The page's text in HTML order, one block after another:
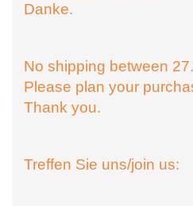
Danke.
No shipping between
Please plan your
Thank you.
Treffen Sie uns/join us: